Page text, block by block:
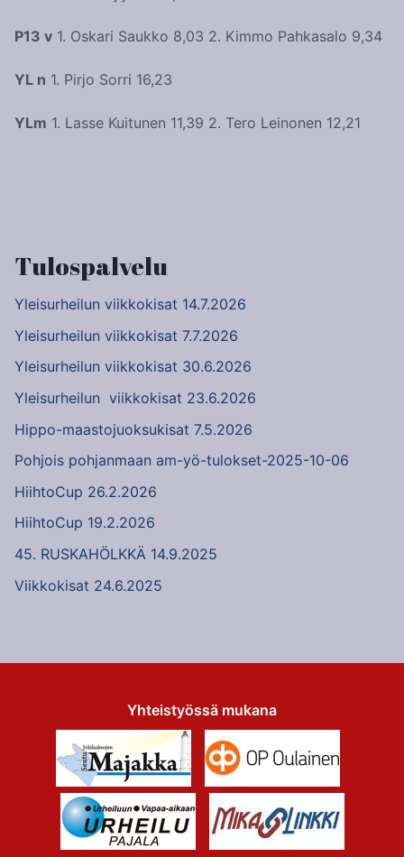
P13 v 1. Oskari Saukko 8,03 2. Kimmo Pahkasalo 9,34
YL n 1. Pirjo Sorri 16,23
YLm 1. Lasse Kuitunen 11,39 2. Tero Leinonen 12,21
Tulospalvelu
Yleisurheilun viikkokisat 14.7.2026
Yleisurheilun viikkokisat 7.7.2026
Yleisurheilun viikkokisat 30.6.2026
Yleisurheilun viikkokisat 23.6.2026
Hippo-maastojuoksukisat 7.5.2026
Pohjois pohjanmaan am-yö-tulokset-2025-10-06
HiihtoCup 26.2.2026
HiihtoCup 19.2.2026
45. RUSKAHÖLKKÄ 14.9.2025
Viikkokisat 24.6.2025
Yhteistyössä mukana